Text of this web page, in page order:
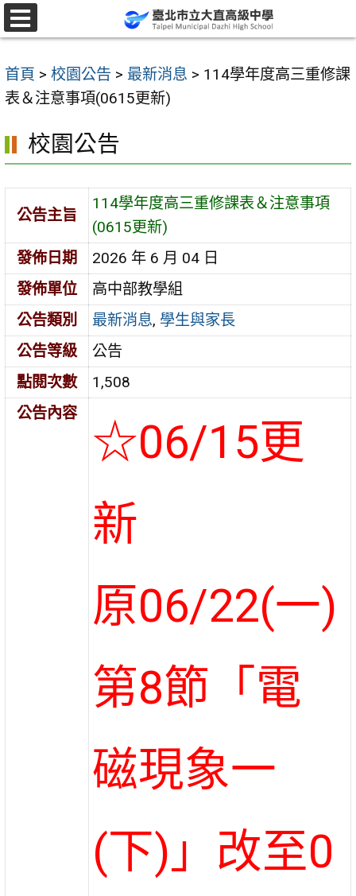
跳
至
要
內
區
首頁 > 校園公告 > 最新消息 > 114學年度高三重修課
表＆注意事項(0615更新)
校園公告
公告主旨
114學年度高三重修課表＆注意事項
(0615更新)
發佈日期
2026 年 6 月 04 日
發佈單位
高中部教學組
公告類別
最新消息, 學生與家長
公告等級
公告
點閱次數
1,508
公告內容
☆06/15更
新
原06/22(一)
第8節「電
磁現象一
(下)」改至0
選
單